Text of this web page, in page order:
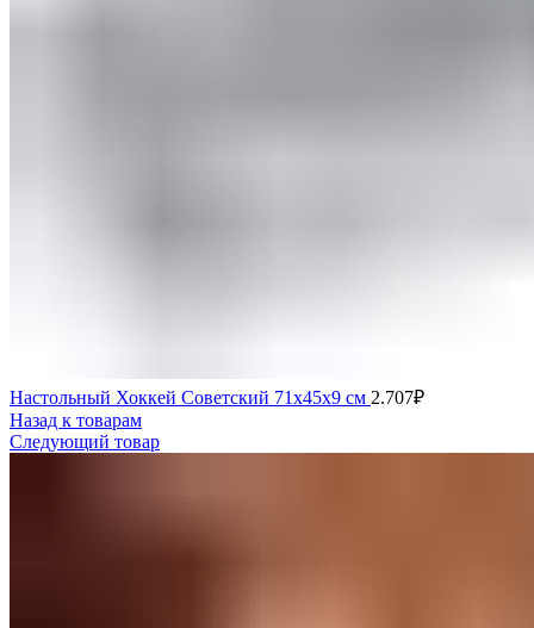
Настольный Хоккей Советский 71х45х9 см 2.707₽
Назад к товарам
Следующий товар